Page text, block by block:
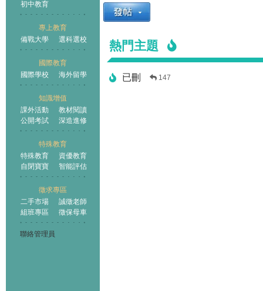
初中教育
專上教育
備戰大學
選科選校
國際教育
國際學校
海外留學
知識增值
課外活動
教材閱讀
公開考試
深造進修
特殊教育
特殊教育
資優教育
自閉寶寶
智能評估
徵求專區
二手市場
誠徵老師
組班專區
徵保母車
聯絡管理員
熱門主題
已刪 147